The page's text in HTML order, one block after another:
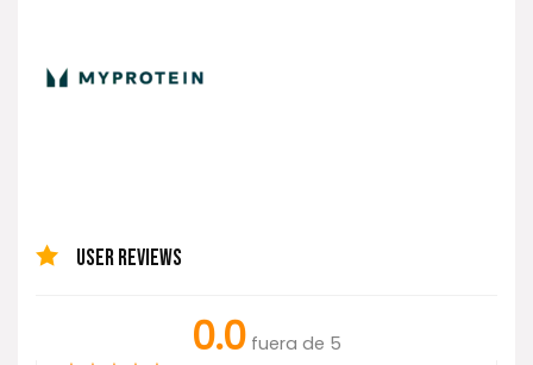
USER REVIEWS
0.0 fuera de 5